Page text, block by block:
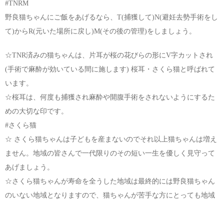
#TNRM
野良猫ちゃんにご飯をあげるなら、T(捕獲して)N(避妊去勢手術をし
て)からR(元いた場所に戻し)M(その後の管理)をしましょう。
☆TNR済みの猫ちゃんは、片耳が桜の花びらの形にV字カットされ
(手術で麻酔が効いている間に施します) 桜耳・さくら猫と呼ばれて
います。
☆桜耳は、何度も捕獲され麻酔や開腹手術をされないようにするた
めの大切な印です。
#さくら猫
☆ さくら猫ちゃんは子どもを産まないのでそれ以上猫ちゃんは増え
ません。地域の皆さんで一代限りのその短い一生を優しく見守って
あげましょう。
☆さくら猫ちゃんが寿命を全うした地域は最終的には野良猫ちゃん
のいない地域となりますので、猫ちゃんが苦手な方にとっても地域